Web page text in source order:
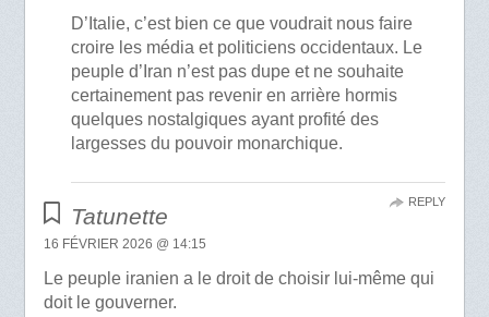
D’Italie, c’est bien ce que voudrait nous faire
croire les média et politiciens occidentaux. Le
peuple d’Iran n’est pas dupe et ne souhaite
certainement pas revenir en arrière hormis
quelques nostalgiques ayant profité des
largesses du pouvoir monarchique.
Tatunette
16 FÉVRIER 2026 @ 14:15
Le peuple iranien a le droit de choisir lui-même qui
doit le gouverner.
REPLY